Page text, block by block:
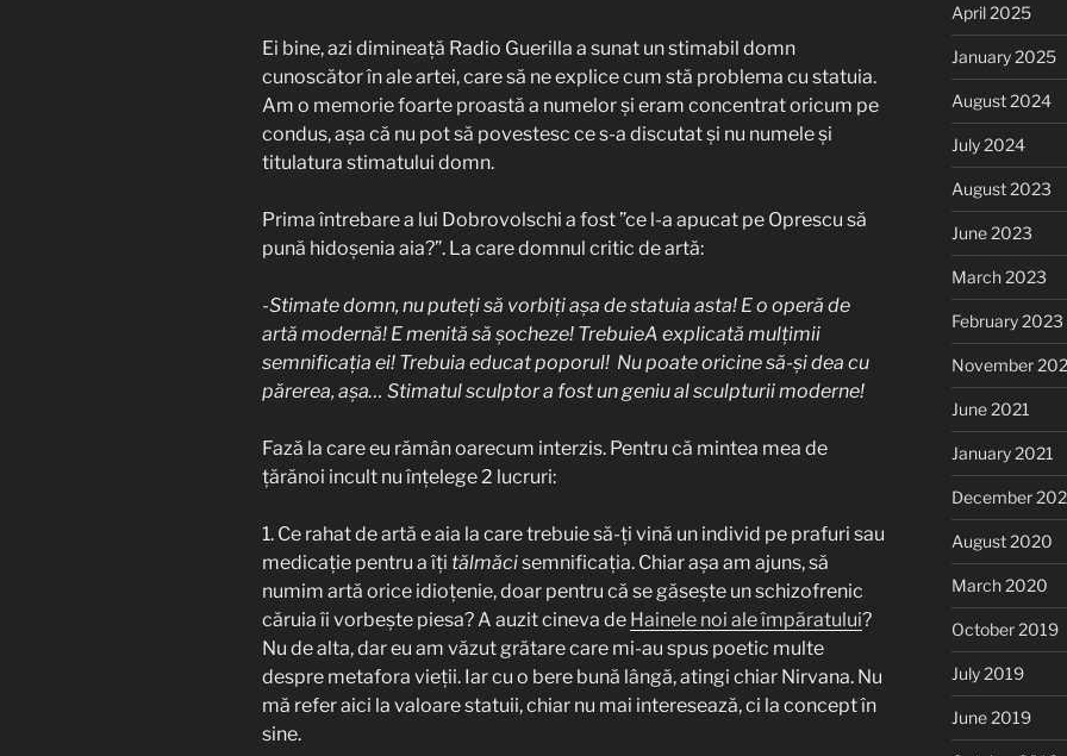
Ei bine, azi dimineață Radio Guerilla a sunat un stimabil domn
cunoscător în ale artei, care să ne explice cum stă problema cu statuia.
Am o memorie foarte proastă a numelor și eram concentrat oricum pe
condus, așa că nu pot să povestesc ce s-a discutat și nu numele și
titulatura stimatului domn.
Prima întrebare a lui Dobrovolschi a fost ”ce l-a apucat pe Oprescu să
pună hidoșenia aia?”. La care domnul critic de artă:
-Stimate domn, nu puteți să vorbiți așa de statuia asta! E o operă de
artă modernă! E menită să șocheze! TrebuieA explicată mulțimii
semnificația ei! Trebuia educat poporul! Nu poate oricine să-și dea cu
părerea, așa… Stimatul sculptor a fost un geniu al sculpturii moderne!
Fază la care eu rămân oarecum interzis. Pentru că mintea mea de
țărănoi incult nu înțelege 2 lucruri:
1. Ce rahat de artă e aia la care trebuie să-ți vină un individ pe prafuri sau
medicație pentru a îți tălmăcisemnificația. Chiar așa am ajuns, să
numim artă orice idioțenie, doar pentru că se găsește un schizofrenic
căruia îi vorbește piesa? A auzit cineva de Hainele noi ale împăratului?
Nu de alta, dar eu am văzut grătare care mi-au spus poetic multe
despre metafora vieții. Iar cu o bere bună lângă, atingi chiar Nirvana. Nu
mă refer aici la valoare statuii, chiar nu mai interesează, ci la concept în
sine.
April 2025
January 2025
August 2024
July 2024
August 2023
June 2023
March 2023
February 2023
November
June 2021
January 2021
December
August 2020
March 2020
October 2019
July 2019
June 2019